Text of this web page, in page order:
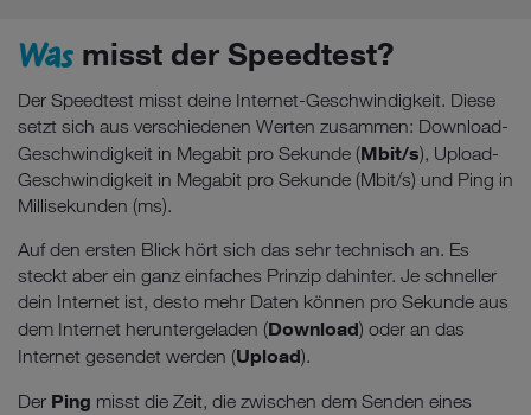
Was misst der Speedtest?
Der Speedtest misst deine Internet-Geschwindigkeit. Diese
setzt sich aus verschiedenen Werten zusammen: Download-
Geschwindigkeit in Megabit pro Sekunde (Mbit/s), Upload-
Geschwindigkeit in Megabit pro Sekunde (Mbit/s) und Ping in
Millisekunden (ms).
Auf den ersten Blick hört sich das sehr technisch an. Es
steckt aber ein ganz einfaches Prinzip dahinter. Je schneller
dein Internet ist, desto mehr Daten können pro Sekunde aus
dem Internet heruntergeladen (Download) oder an das
Internet gesendet werden (Upload).
Der Ping misst die Zeit, die zwischen dem Senden eines